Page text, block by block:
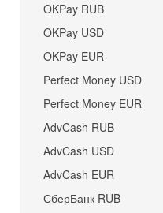
OKPay RUB
OKPay USD
OKPay EUR
Perfect Money USD
Perfect Money EUR
AdvCash RUB
AdvCash USD
AdvCash EUR
СберБанк RUB